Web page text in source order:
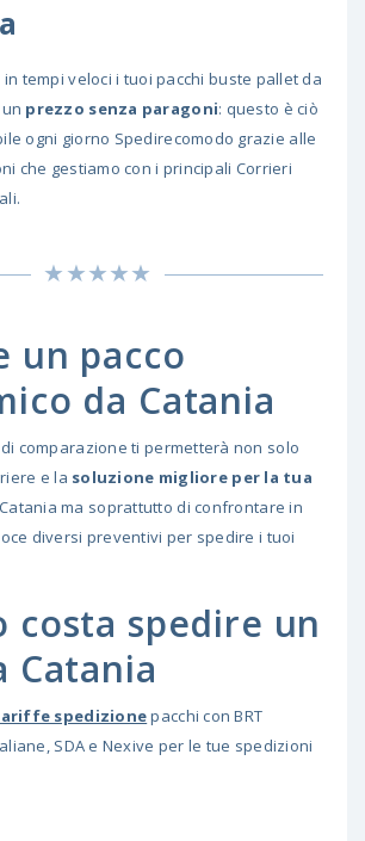
tempi veloci i tuoi pacchi buste pallet da
prezzo senza paragoni: questo è ciò
ogni giorno Spedirecomodo grazie alle
che gestiamo con i principali Corrieri
un pacco
da Catania
comparazione ti permetterà non solo
e la soluzione migliore per la tua
ma soprattutto di confrontare in
diversi preventivi per spedire i tuoi
costa spedire un
Catania
spedizionepacchi con BRT
SDA e Nexive per le tue spedizioni